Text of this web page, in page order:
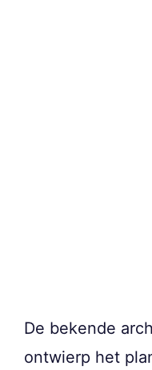
De bekende
ontwierp het